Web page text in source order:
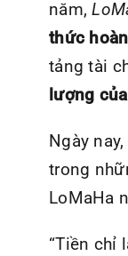
năm,
thức
tảng tài
lượng
Ngày
trong
LoMaHa
“Tiền chỉ